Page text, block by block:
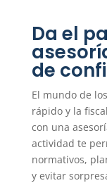
Da el
de
El mundo de
rápido y la
con una
actividad te
normativos,
y evitar